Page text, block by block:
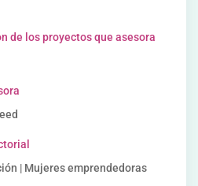
de los proyectos que asesora
| Mujeres emprendedoras